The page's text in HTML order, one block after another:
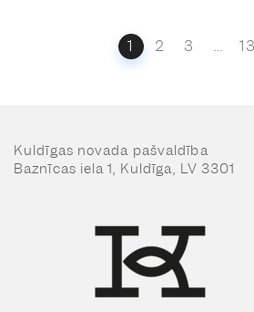
1 2 3 ... 13
Kuldīgas novada pašvaldība
Baznīcas iela 1, Kuldīga, LV 3301